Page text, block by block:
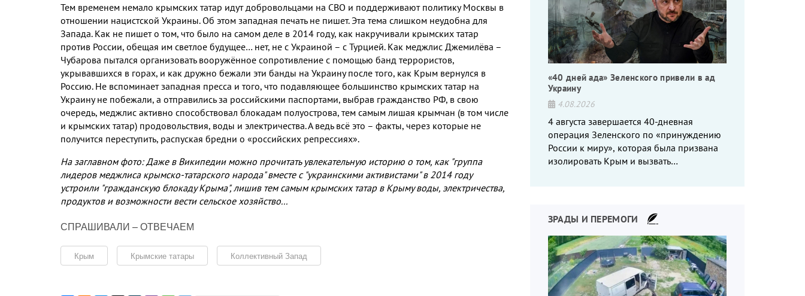
Тем временем немало крымских татар идут добровольцами на СВО и поддерживают политику Москвы в
отношении нацистской Украины. Об этом западная печать не пишет. Эта тема слишком неудобна для
Запада. Как не пишет о том, что было на самом деле в 2014 году, как накручивали крымских татар
против России, обещая им светлое будущее… нет, не с Украиной – с Турцией. Как меджлис Джемилёва –
Чубарова пытался организовать вооружённое сопротивление с помощью банд террористов,
укрывавшихся в горах, и как дружно бежали эти банды на Украину после того, как Крым вернулся в
Россию. Не вспоминает западная пресса и того, что подавляющее большинство крымских татар на
Украину не побежали, а отправились за российскими паспортами, выбрав гражданство РФ, в свою
очередь, меджлис активно способствовал блокадам полуострова, тем самым лишая крымчан (в том числе
и крымских татар) продовольствия, воды и электричества. А ведь всё это – факты, через которые не
получится переступить, распуская бредни о «российских репрессиях».
На заглавном фото: Даже в Википедии можно прочитать увлекательную историю о том, как "группа
лидеров меджлиса крымско-татарского народа" вместе с "украинскими активистами" в 2014 году
устроили "гражданскую блокаду Крыма", лишив тем самым крымских татар в Крыму воды, электричества,
продуктов и возможности вести сельское хозяйство...
СПРАШИВАЛИ – ОТВЕЧАЕМ
Крым Крымские татары Коллективный Запад
«40 дней ада» Зеленского привели в ад
Украину
4.08.2026
4 августа завершается 40-дневная
операция Зеленского по «принуждению
России к миру», которая была призвана
изолировать Крым и вызвать
ЗРАДЫ И ПЕРЕМОГИ